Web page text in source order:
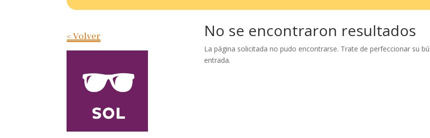
< Volver No se encontraron resultados
La página solicitada no pudo encontrarse. Trate de perfeccionar su
entrada.